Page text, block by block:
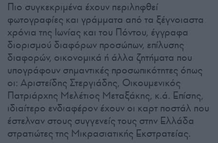
Πιο συγκεκριμένα έχουν περιληφθεί
φωτογραφίες και γράμματα από τα ξέγνοιαστα
χρόνια της Ιωνίας και του Πόντου, έγγραφα
διορισμού διαφόρων προσώπων, επίλυσης
διαφορών, οικονομικά ή άλλα ζητήματα που
υπογράφουν σημαντικές προσωπικότητες όπως
οι: Αριστείδης Στεργιάδης, Οικουμενικός
Πατριάρχης Μελέτιος Μεταξάκης, κ.ά. Επίσης,
ιδιαίτερο ενδιαφέρον έχουν οι καρτ ποστάλ που
έστελναν στους συγγενείς τους στην Ελλάδα
στρατιώτες της Μικρασιατικής Εκστρατείας.